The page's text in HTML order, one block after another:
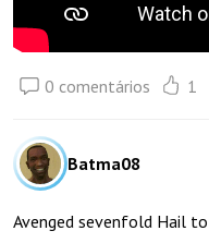
0 comentários 1
Batma08
Avenged sevenfold Hail